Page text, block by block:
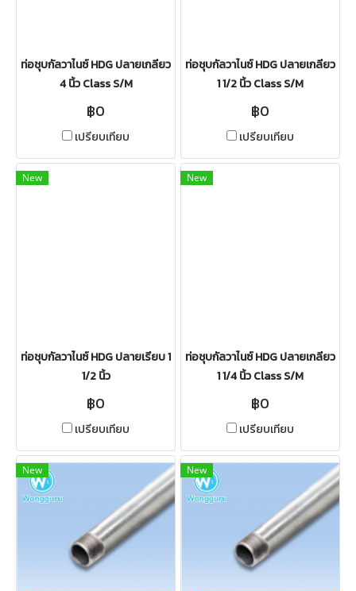
ท่อชุบกัลวาไนซ์ HDG ปลายเกลียว
4 นิ้ว Class S/M
฿0
เปรียบเทียบ
ท่อชุบกัลวาไนซ์ HDG ปลายเกลียว
1 1/2 นิ้ว Class S/M
฿0
เปรียบเทียบ
New
ท่อชุบกัลวาไนซ์ HDG ปลายเรียบ 1
1/2 นิ้ว
฿0
เปรียบเทียบ
New
ท่อชุบกัลวาไนซ์ HDG ปลายเกลียว
1 1/4 นิ้ว Class S/M
฿0
เปรียบเทียบ
New New